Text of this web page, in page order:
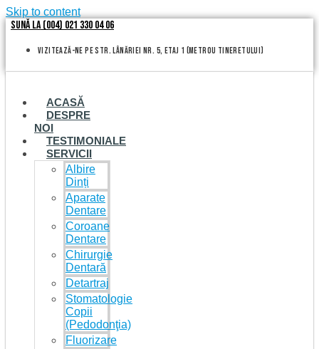
Skip to content
Sună la (004) 021 330 04 06
vizitează-ne pe Str. Lânăriei nr. 5, etaj 1 (metrou Tineretului)
ACASĂ
DESPRE
NOI
TESTIMONIALE
SERVICII
Albire
Dinți
Aparate
Dentare
Coroane
Dentare
Chirurgie
Dentară
Detartraj
Stomatologie
Copii
(Pedodonţia)
Fluorizare